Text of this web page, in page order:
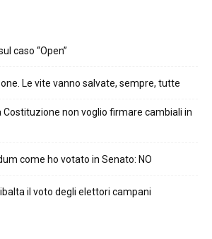
caso “Open”
Le vite vanno salvate, sempre, tutte
Costituzione non voglio firmare cambiali in
come ho votato in Senato: NO
il voto degli elettori campani